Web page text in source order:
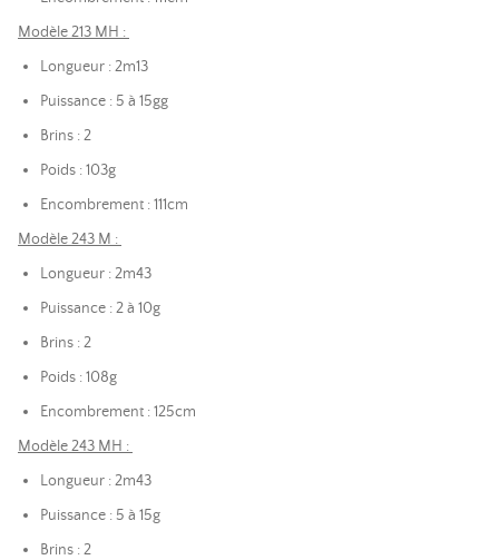
Modèle 213 MH :
Longueur : 2m13
Puissance : 5 à 15gg
Brins : 2
Poids : 103g
Encombrement : 111cm
Modèle 243 M :
Longueur : 2m43
Puissance : 2 à 10g
Brins : 2
Poids : 108g
Encombrement : 125cm
Modèle 243 MH :
Longueur : 2m43
Puissance : 5 à 15g
Brins : 2